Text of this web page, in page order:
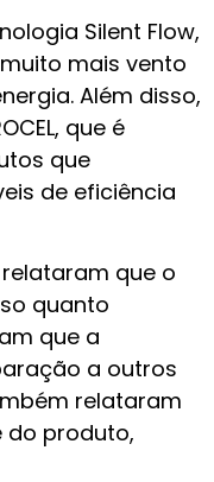
Silent Flow,
mais vento
Além disso,
que é
que
de eficiência
que o
quanto
que a
a outros
relataram
do produto,